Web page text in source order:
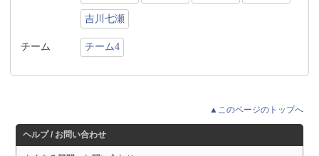
吉川七瀬
チーム チーム4
▲このページのトップへ
ヘルプ / お問い合わせ